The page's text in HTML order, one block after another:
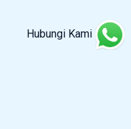
Hubungi Kami